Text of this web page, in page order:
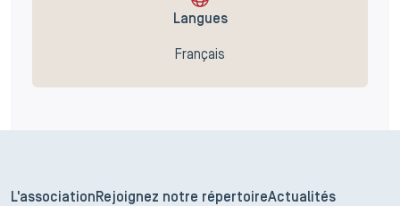
Langues
Français
L'association Rejoignez notre répertoireActualités